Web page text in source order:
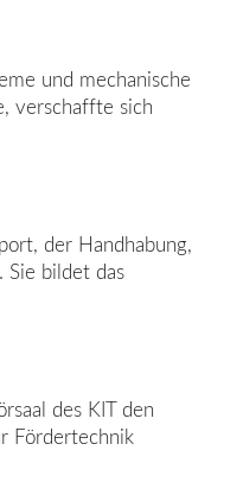
und mechanische
verschaffte sich
der Handhabung,
Sie bildet das
des KIT den
Fördertechnik